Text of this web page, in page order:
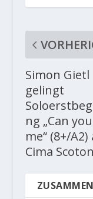
Simon Gietl
gelingt
ng „Can
me“ (8+/A2)
Cima